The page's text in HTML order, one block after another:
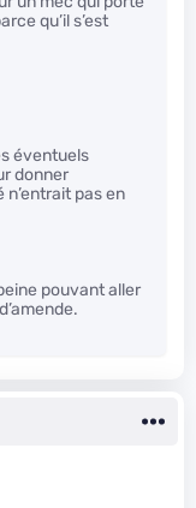
qu’il s’est
éventuels
donner
pas en
pouvant aller